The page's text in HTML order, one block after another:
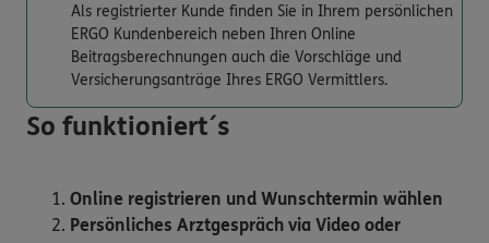
Als registrierter Kunde finden Sie in Ihrem persönlichen
ERGO Kundenbereich neben Ihren Online
Beitragsberechnungen auch die Vorschläge und
Versicherungsanträge Ihres ERGO Vermittlers.
So funktioniert´s
Online registrieren und Wunschtermin wählen
Persönliches Arztgespräch via Video oder